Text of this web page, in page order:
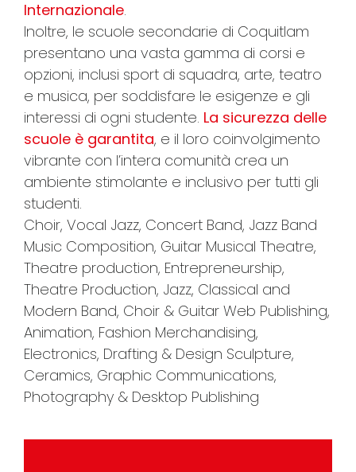
Internazionale.
Inoltre, le scuole secondarie di Coquitlam
presentano una vasta gamma di corsi e
opzioni, inclusi sport di squadra, arte, teatro
e musica, per soddisfare le esigenze e gli
interessi di ogni studente. La sicurezza delle
scuole è garantita, e il loro coinvolgimento
vibrante con l’intera comunità crea un
ambiente stimolante e inclusivo per tutti gli
studenti.
Choir, Vocal Jazz, Concert Band, Jazz Band
Music Composition, Guitar Musical Theatre,
Theatre production, Entrepreneurship,
Theatre Production, Jazz, Classical and
Modern Band, Choir & Guitar Web Publishing,
Animation, Fashion Merchandising,
Electronics, Drafting & Design Sculpture,
Ceramics, Graphic Communications,
Photography & Desktop Publishing